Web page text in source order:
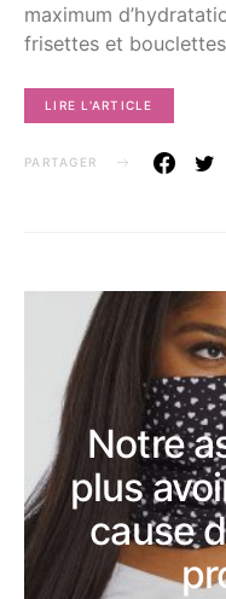
maximum
frisettes et
LIRE L'ARTICLE
PARTAGER
Notre
plus
cause